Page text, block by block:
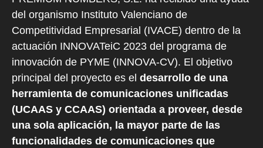
del organismo Instituto Valenciano de
Competitividad Empresarial (IVACE) dentro de la
actuación INNOVATeiC 2023 del programa de
innovación de PYME (INNOVA-CV). El objetivo
principal del proyecto es el desarrollo de una
herramienta de comunicaciones unificadas
(UCAAS y CCAAS) orientada a proveer, desde
una sola aplicación, la mayor parte de las
funcionalidades de comunicaciones que